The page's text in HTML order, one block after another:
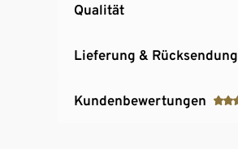
Qualität
Lieferung & Rücksendung
Kundenbewertungen